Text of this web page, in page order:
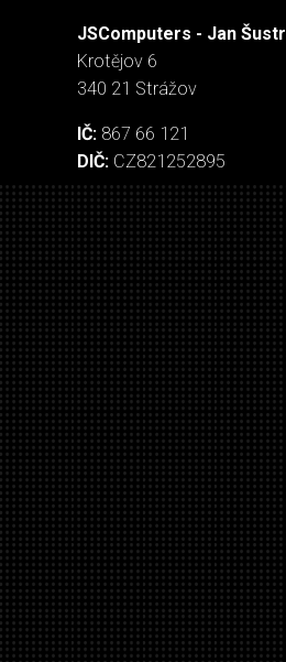
JSComputers - Jan Šustr
Krotějov 6
340 21 Strážov
IČ: 867 66 121
DIČ: CZ821252895